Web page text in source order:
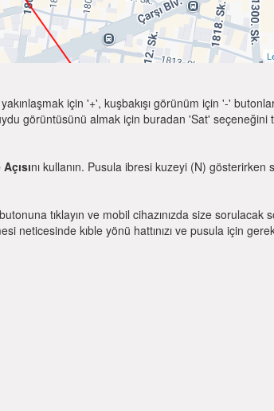
için '+', kuşbakışı görünüm için '-'
görüntüsünü almak için buradan 'Sat' seçeneğini
nı kullanın. Pusula ibresi kuzeyi (N) gösterirken
tıklayın ve mobil cihazınızda size sorulacak
kıble yönü hattınızı ve pusula için gerekli